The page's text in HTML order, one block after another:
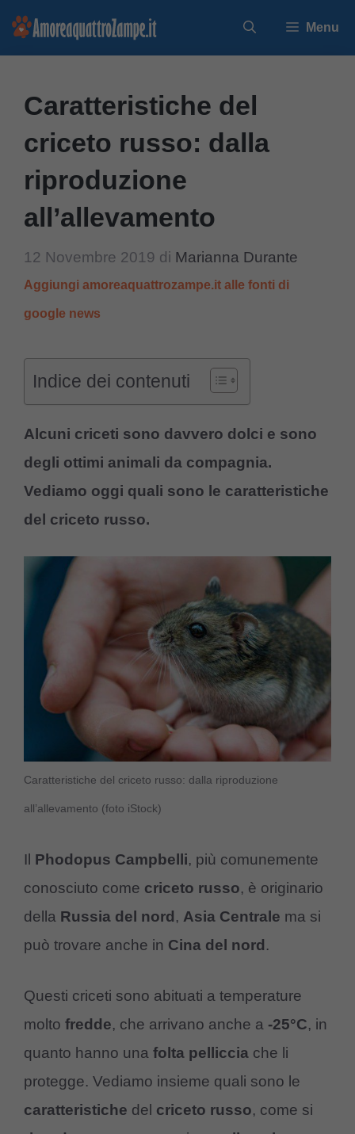
Vai
Menu
Caratteristiche del
criceto russo: dalla
riproduzione
all’allevamento
12 Novembre 2019 di Marianna Durante
Aggiungi amoreaquattrozampe.it alle fonti di
google news
Indice dei contenuti
Alcuni criceti sono davvero dolci e sono
degli ottimi animali da compagnia.
Vediamo oggi quali sono le caratteristiche
del criceto russo.
Caratteristiche del criceto russo: dalla riproduzione
all’allevamento (foto iStock)
Il Phodopus Campbelli, più comunemente
conosciuto come criceto russo, è originario
della Russia del nord, Asia Centrale ma si
può trovare anche in Cina del nord.
Questi criceti sono abituati a temperature
molto fredde, che arrivano anche a -25°C, in
quanto hanno una folta pelliccia che li
protegge. Vediamo insieme quali sono le
caratteristiche del criceto russo, come si